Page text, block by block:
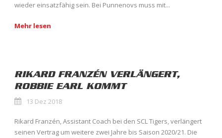
wieder einsatzfähig sein. Bei Punnenovs muss mit...
Mehr lesen
RIKARD FRANZÉN VERLÄNGERT,
ROBBIE EARL KOMMT
13 Dez 2018
Rikard Franzén, Assistant Coach bei den SCL Tigers, verlängert
seinen Vertrag um weitere zwei Jahre bis Saison 2020/21. Die